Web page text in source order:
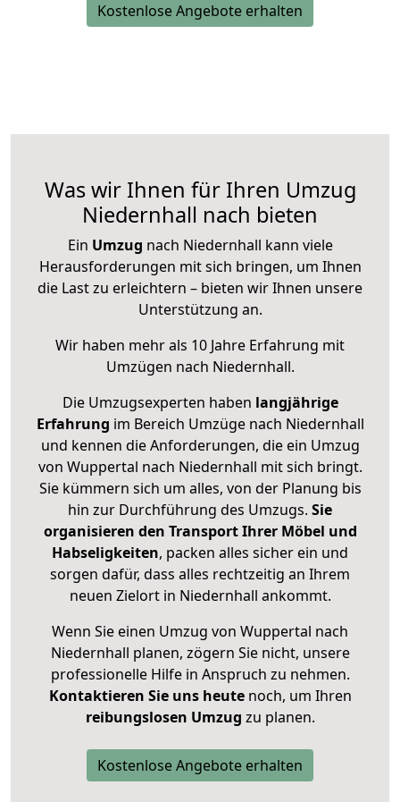
Kostenlose Angebote erhalten
Was wir Ihnen für Ihren Umzug
Niedernhall nach bieten
Ein Umzug nach Niedernhall kann viele
Herausforderungen mit sich bringen, um Ihnen
die Last zu erleichtern – bieten wir Ihnen unsere
Unterstützung an.
Wir haben mehr als 10 Jahre Erfahrung mit
Umzügen nach Niedernhall.
Die Umzugsexperten haben langjährige
Erfahrung im Bereich Umzüge nach Niedernhall
und kennen die Anforderungen, die ein Umzug
von Wuppertal nach Niedernhall mit sich bringt.
Sie kümmern sich um alles, von der Planung bis
hin zur Durchführung des Umzugs. Sie
organisieren den Transport Ihrer Möbel und
Habseligkeiten, packen alles sicher ein und
sorgen dafür, dass alles rechtzeitig an Ihrem
neuen Zielort in Niedernhall ankommt.
Wenn Sie einen Umzug von Wuppertal nach
Niedernhall planen, zögern Sie nicht, unsere
professionelle Hilfe in Anspruch zu nehmen.
Kontaktieren Sie uns heutenoch, um Ihren
reibungslosen Umzug zu planen.
Kostenlose Angebote erhalten